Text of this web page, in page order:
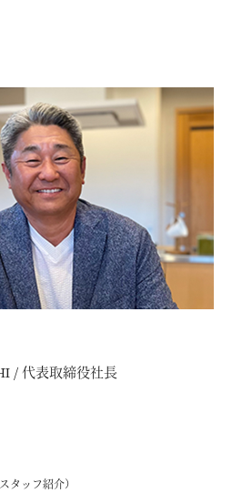
ニュース
イベント
KOUBOKUYAの
コンセプト
設計力
素材について
技術力
/ 代表取締役社長
タッフ紹介）